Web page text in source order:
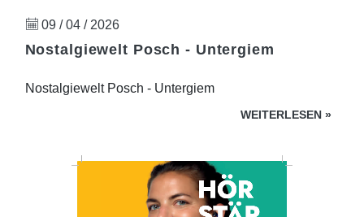
09 / 04 / 2026
Nostalgiewelt Posch - Untergiem
Nostalgiewelt Posch - Untergiem
WEITERLESEN »